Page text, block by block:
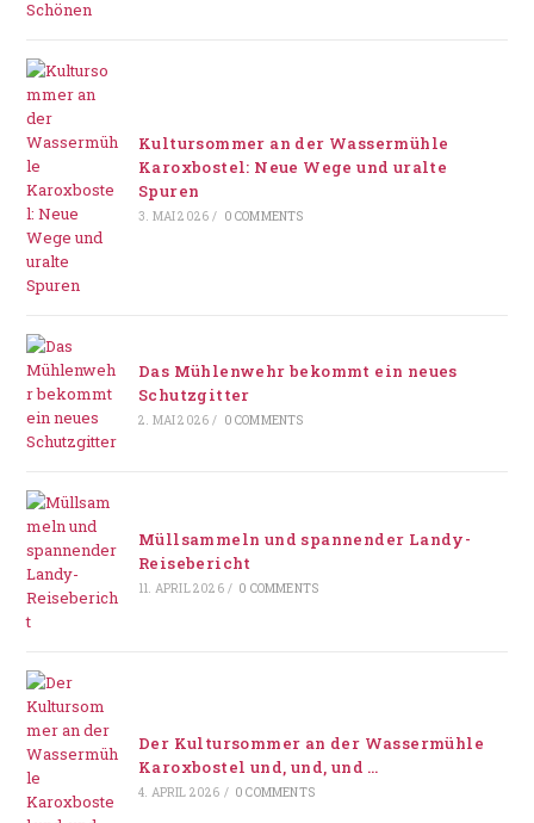
Kultursommer an der Wassermühle
Karoxbostel: Neue Wege und uralte
Spuren
3. MAI 2026 / 0 COMMENTS
Das Mühlenwehr bekommt ein neues
Schutzgitter
2. MAI 2026 / 0 COMMENTS
Müllsammeln und spannender Landy-
Reisebericht
11. APRIL 2026 / 0 COMMENTS
Der Kultursommer an der Wassermühle
Karoxbostel und, und, und …
4. APRIL 2026 / 0 COMMENTS